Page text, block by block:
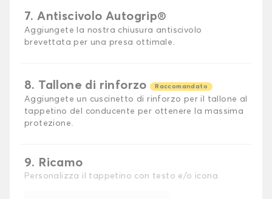
7. Antiscivolo Autogrip®
Aggiungete la nostra chiusura antiscivolo
brevettata per una presa ottimale.
8. Tallone di rinforzo Raccomandato
Aggiungete un cuscinetto di rinforzo per il tallone al
tappetino del conducente per ottenere la massima
protezione.
9. Ricamo
Personalizza il tappetino con testo e/o icona